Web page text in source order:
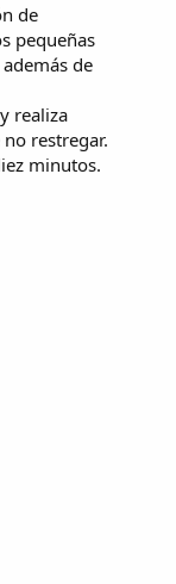
de
pequeñas
de
realiza
restregar.
minutos.